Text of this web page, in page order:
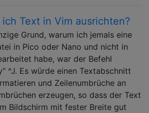
ich Text in Vim ausrichten?
Grund, warum ich jemals eine
in Pico oder Nano und nicht in
habe, war der Befehl
^J. Es würde einen Textabschnitt
und Zeilenumbrüche an
erzeugen, so dass der Text
Bildschirm mit fester Breite gut